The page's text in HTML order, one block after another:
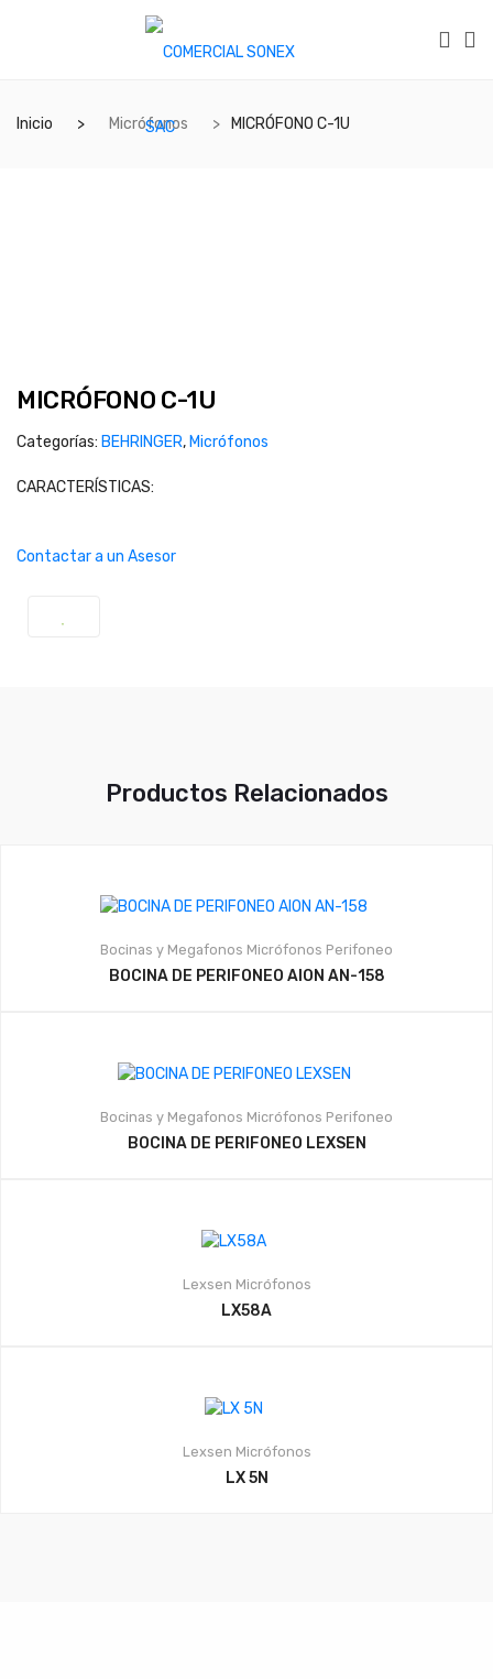
Inicio Micrófonos MICRÓFONO C-1U
MICRÓFONO C-1U
Categorías: BEHRINGER, Micrófonos
CARACTERÍSTICAS:
Contactar a un Asesor
Productos Relacionados
Bocinas y Megafonos Micrófonos Perifoneo
BOCINA DE PERIFONEO AION AN-158
Bocinas y Megafonos Micrófonos Perifoneo
BOCINA DE PERIFONEO LEXSEN
Lexsen Micrófonos
LX58A
Lexsen Micrófonos
LX 5N